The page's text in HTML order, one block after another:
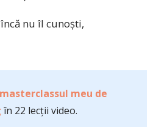
nu îl cunoşti,
masterclassul meu de
în 22 lecții video.